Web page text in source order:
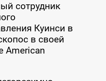
сотрудник
Куинси в
в своей
American